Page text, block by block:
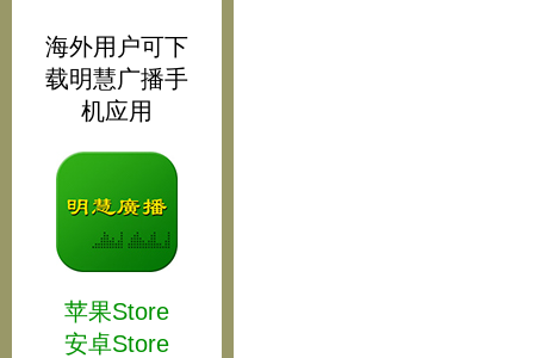
海外用户可下
载明慧广播手
机应用
苹果Store
安卓Store